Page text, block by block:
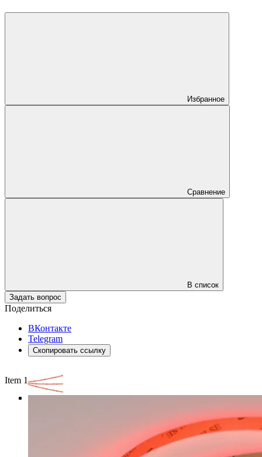
Избранное
Сравнение
В список
Задать вопрос
Поделиться
ВКонтакте
Telegram
Скопировать ссылку
Item 1 of 3